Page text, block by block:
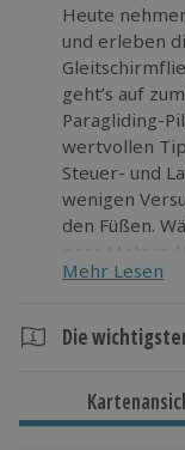
Heute
und erleben
geht’s auf
Paragliding-
wertvollen
Steuer- und
wenigen
den Füßen.
paar Metern
überkommt
Entdecken
Mehr Lesen
Die
Ca. 3-4